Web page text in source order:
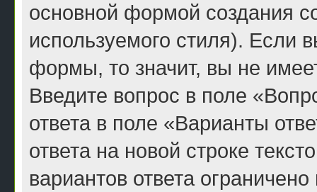
основной формой создания
используемого стиля). Если
формы, то значит, вы не
Введите вопрос в поле
ответа в поле «Варианты
ответа на новой строке
вариантов ответа